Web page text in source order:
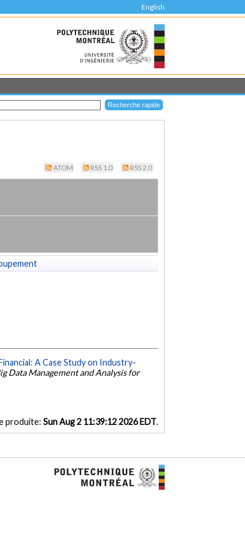
English
ATOM RSS 1.0 RSS 2.0
A Case Study on Industry-
Data Management and Analysis for
produite: Sun Aug 2 11:39:12 2026 EDT.